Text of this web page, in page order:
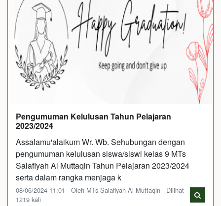
Pengumuman Kelulusan Tahun Pelajaran
2023/2024
Assalamu'alaikum Wr. Wb. Sehubungan dengan
pengumuman kelulusan siswa/siswi kelas 9 MTs
Salafiyah Al Muttaqin Tahun Pelajaran 2023/2024
serta dalam rangka menjaga k
08/06/2024 11:01 - Oleh MTs Salafiyah Al Muttaqin - Dilihat
1219 kali